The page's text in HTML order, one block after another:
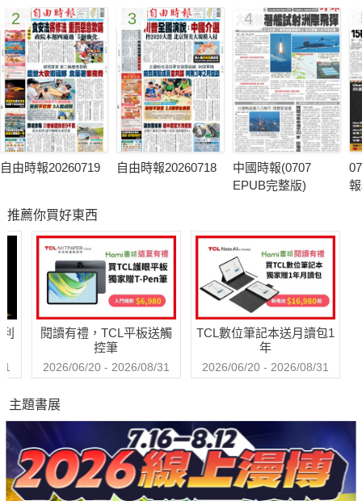
2
自由時報20260719
3
自由時報20260718
4
中國時報(0707
EPUB完整版)
推薦你買好東西
閱讀有禮，TCL平板送觸
控筆
2026/06/20 - 2026/08/31
TCL數位筆記本送月讀包1
年
2026/06/20 - 2026/08/31
主題書展